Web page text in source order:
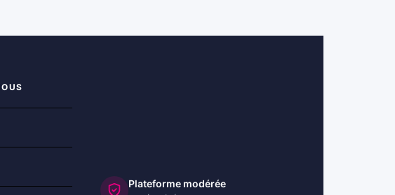
Plateforme modérée